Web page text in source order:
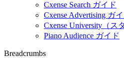
Cxense Search ガイド
Cxense Advertising ガ
Cxense University（ス
Piano Audience ガイド
Breadcrumbs